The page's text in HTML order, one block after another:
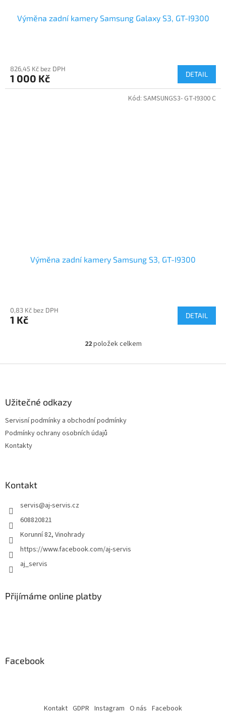
Výměna zadní kamery Samsung Galaxy S3, GT-I9300
826,45 Kč bez DPH
1 000 Kč DETAIL
Výměna zadní kamery Samsung S3, GT-I9300
0,83 Kč bez DPH
1 Kč DETAIL
Kód: SAMSUNGS3- GT-I9300 C
O
l
p
22položek celkem
Užitečné odkazy
Servisní podmínky a obchodní podmínky
Podmínky ochrany osobních údajů
Kontakty
Kontakt
servis@aj-servis.cz
608820821
Korunní 82, Vinohrady
https://www.facebook.com/aj-servis
aj_servis
Přijímáme online platby
Facebook
Kontakt GDPR Instagram O nás Facebook